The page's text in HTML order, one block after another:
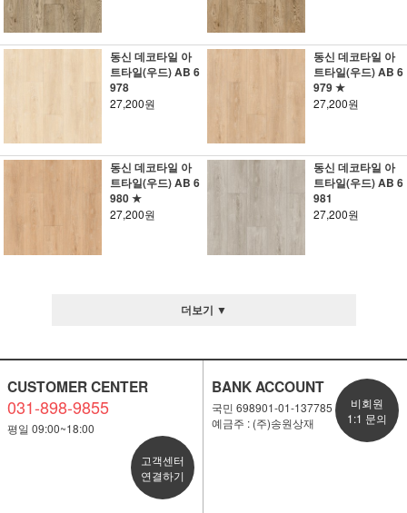
동신 데코타일 아
트타일(우드) AB 6
978
27,200원
동신 데코타일 아
트타일(우드) AB 6
979 ★
27,200원
동신 데코타일 아
트타일(우드) AB 6
980 ★
27,200원
동신 데코타일 아
트타일(우드) AB 6
981
27,200원
더보기 ▼
CUSTOMER CENTER
031-898-9855
평일 09:00~18:00
고객센터
연결하기
BANK ACCOUNT
국민 698901-01-137785
예금주 : (주)송원상재
비회원
1:1 문의